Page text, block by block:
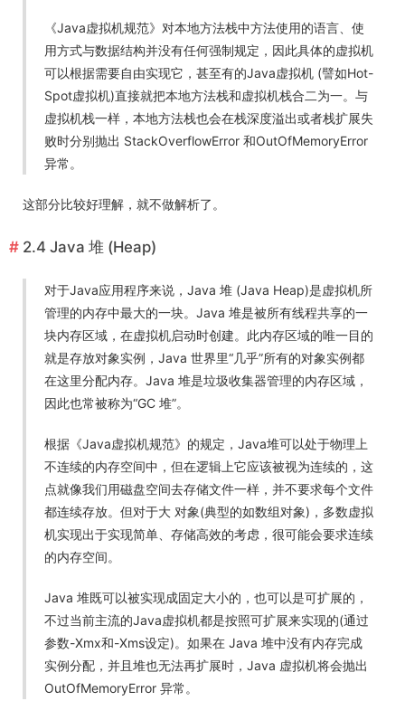
《Java虚拟机规范》对本地方法栈中方法使用的语言、使
用方式与数据结构并没有任何强制规定，因此具体的虚拟机
可以根据需要自由实现它，甚至有的Java虚拟机 (譬如Hot-
Spot虚拟机)直接就把本地方法栈和虚拟机栈合二为一。与
虚拟机栈一样，本地方法栈也会在栈深度溢出或者栈扩展失
败时分别抛出 StackOverflowError 和OutOfMemoryError
异常。
这部分比较好理解，就不做解析了。
2.4 Java 堆 (Heap)
对于Java应用程序来说，Java 堆 (Java Heap)是虚拟机所
管理的内存中最大的一块。Java 堆是被所有线程共享的一
块内存区域，在虚拟机启动时创建。此内存区域的唯一目的
就是存放对象实例，Java 世界里“几乎”所有的对象实例都
在这里分配内存。Java 堆是垃圾收集器管理的内存区域，
因此也常被称为“GC 堆”。
根据《Java虚拟机规范》的规定，Java堆可以处于物理上
不连续的内存空间中，但在逻辑上它应该被视为连续的，这
点就像我们用磁盘空间去存储文件一样，并不要求每个文件
都连续存放。但对于大 对象(典型的如数组对象)，多数虚拟
机实现出于实现简单、存储高效的考虑，很可能会要求连续
的内存空间。
Java 堆既可以被实现成固定大小的，也可以是可扩展的，
不过当前主流的Java虚拟机都是按照可扩展来实现的(通过
参数-Xmx和-Xms设定)。如果在 Java 堆中没有内存完成
实例分配，并且堆也无法再扩展时，Java 虚拟机将会抛出
OutOfMemoryError 异常。